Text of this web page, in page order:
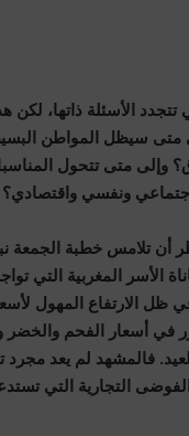
الأسئلة ذاتها، لكن
متى سيظل المواطن
وإلى متى تتحول
ونفسي واقتصادي؟
أن تلامس خطبة الجمعة
الأسر المغربية التي
ظل الارتفاع المهول
في أسعار الفحم والخضر
فالمشهد لم يعد
التجارية التي